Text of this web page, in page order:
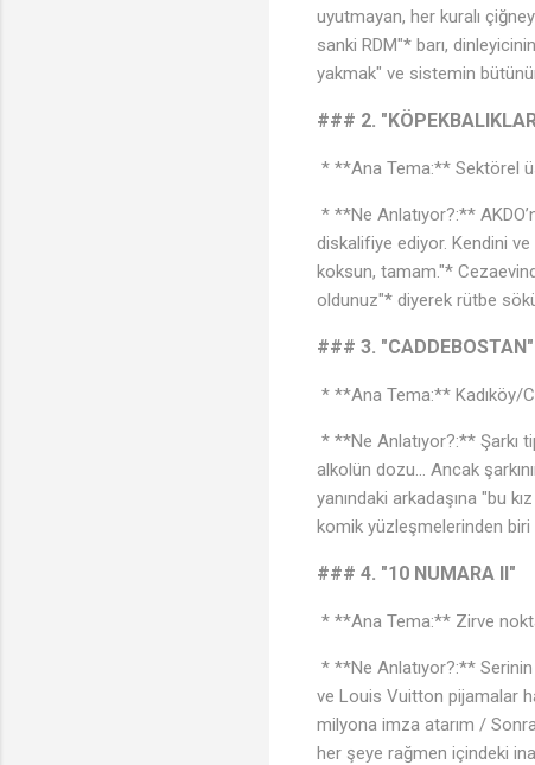
uyutmayan, her kuralı
sanki RDM"* barı,
yakmak" ve sistemin
### 2.
* **Ana Tema:** Sektörel
* **Ne Anlatıyor?:**
diskalifiye ediyor. Kendini
koksun, tamam."*
oldunuz"* diyerek rütbe
### 3. "CADDEBOSTAN"
* **Ana Tema:** Kadıköy/
* **Ne Anlatıyor?:** Şarkı
alkolün dozu... Ancak
yanındaki arkadaşına "bu
komik yüzleşmelerinden
### 4. "10 NUMARA II"
* **Ana Tema:** Zirve
* **Ne Anlatıyor?:** Serinin
ve Louis Vuitton pijamalar
milyona imza atarım /
her şeye rağmen içindeki